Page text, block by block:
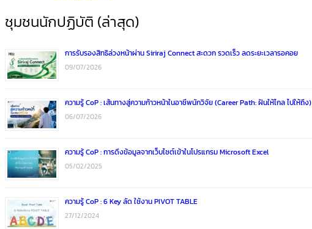
ชุมชนนักปฏิบัติ (ล่าสุด)
การรับรองสิทธิล่วงหน้าผ่าน Siriraj Connect สะดวก รวดเร็ว ลดระยะเวลารอคอย
09/07/2026
ความรู้ CoP : เส้นทางสู่ความก้าวหน้าในอาชีพนักวิจัย (Career Path: ฝันให้ไกล ไปให้ถึง)
06/07/2026
ความรู้ CoP : การดึงข้อมูลจากเว็บไซต์เข้าในโปรแกรม Microsoft Excel
05/02/2025
ความรู้ CoP : 6 Key ลัด ใช้งาน PIVOT TABLE
27/12/2024